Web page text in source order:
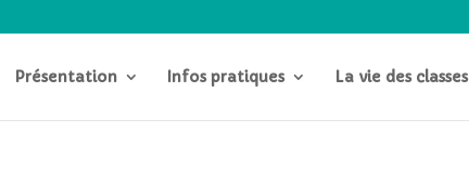
Présentation Infos pratiques La vie des classes